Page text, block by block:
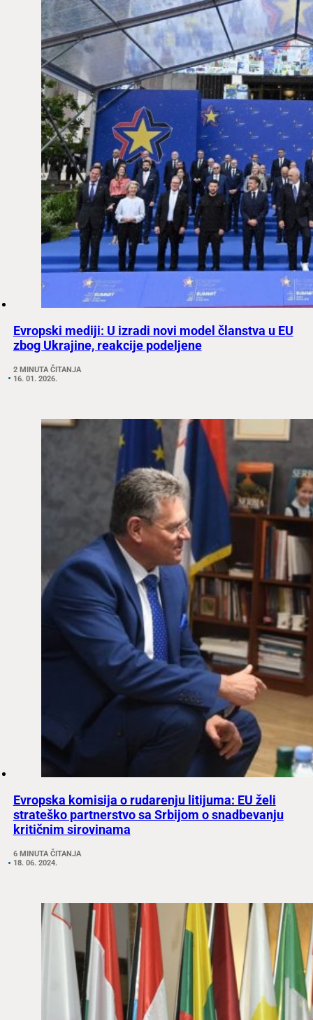
Evropski mediji: U izradi novi model članstva u EU
zbog Ukrajine, reakcije podeljene
2 MINUTA ČITANJA
16. 01. 2026.
Evropska komisija o rudarenju litijuma: EU želi
strateško partnerstvo sa Srbijom o snadbevanju
kritičnim sirovinama
6 MINUTA ČITANJA
18. 06. 2024.